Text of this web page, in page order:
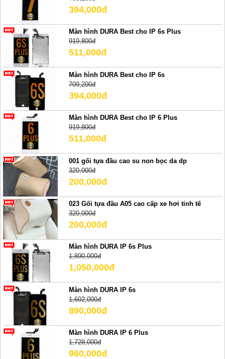
394,000đ
Màn hình DURA Best cho IP 6s Plus
919,800đ
511,000đ
Màn hình DURA Best cho IP 6s
709,200đ
394,000đ
Màn hình DURA Best cho IP 6 Plus
919,800đ
511,000đ
001 gối tựa đầu cao su non bọc da dp
320,000đ
200,000đ
023 Gối tựa đầu A05 cao cấp xe hơi tinh tế
320,000đ
200,000đ
Màn hình DURA IP 6s Plus
1,890,000đ
1,050,000đ
Màn hình DURA IP 6s
1,602,000đ
890,000đ
Màn hình DURA IP 6 Plus
1,728,000đ
960,000đ